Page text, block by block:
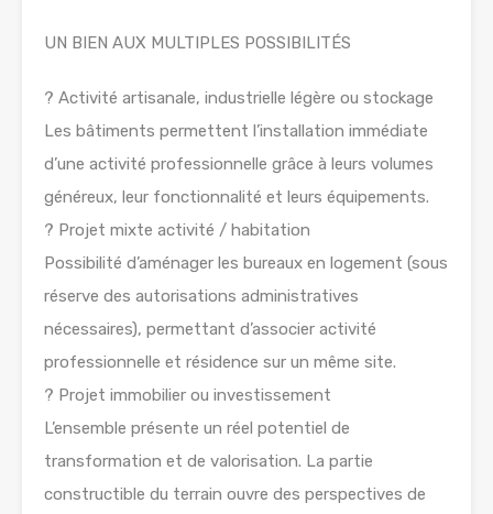
UN BIEN AUX MULTIPLES POSSIBILITÉS
? Activité artisanale, industrielle légère ou stockage
Les bâtiments permettent l’installation immédiate
d’une activité professionnelle grâce à leurs volumes
généreux, leur fonctionnalité et leurs équipements.
? Projet mixte activité / habitation
Possibilité d’aménager les bureaux en logement (sous
réserve des autorisations administratives
nécessaires), permettant d’associer activité
professionnelle et résidence sur un même site.
? Projet immobilier ou investissement
L’ensemble présente un réel potentiel de
transformation et de valorisation. La partie
constructible du terrain ouvre des perspectives de